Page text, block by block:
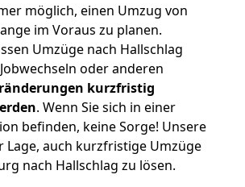
möglich, einen Umzug von
im Voraus zu planen.
Umzüge nach Hallschlag
oder anderen
kurzfristig
. Wenn Sie sich in einer
befinden, keine Sorge! Unsere
Lage, auch kurzfristige Umzüge
nach Hallschlag zu lösen.